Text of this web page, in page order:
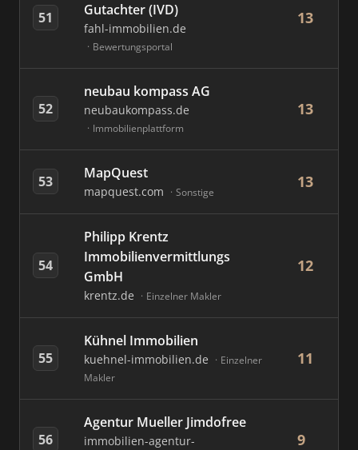
51
Gutachter (IVD)
fahl-immobilien.de
Bewertungsportal
13
52
neubau kompass AG
neubaukompass.de
Immobilienplattform
13
53 MapQuest
mapquest.com Sonstige
13
54
Philipp Krentz
Immobilienvermittlungs
GmbH
krentz.de Einzelner Makler
12
55
Kühnel Immobilien
kuehnel-immobilien.de
Einzelner
Makler
11
56
Agentur Mueller Jimdofree
immobilien-agentur- 9